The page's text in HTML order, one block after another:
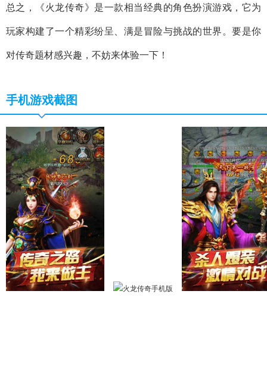
总之，《火龙传奇》是一款相当经典的角色扮演游戏，它为
玩家构建了一个精彩纷呈、满是冒险与挑战的世界。要是你
对传奇题材感兴趣，不妨来体验一下！
手机游戏截图